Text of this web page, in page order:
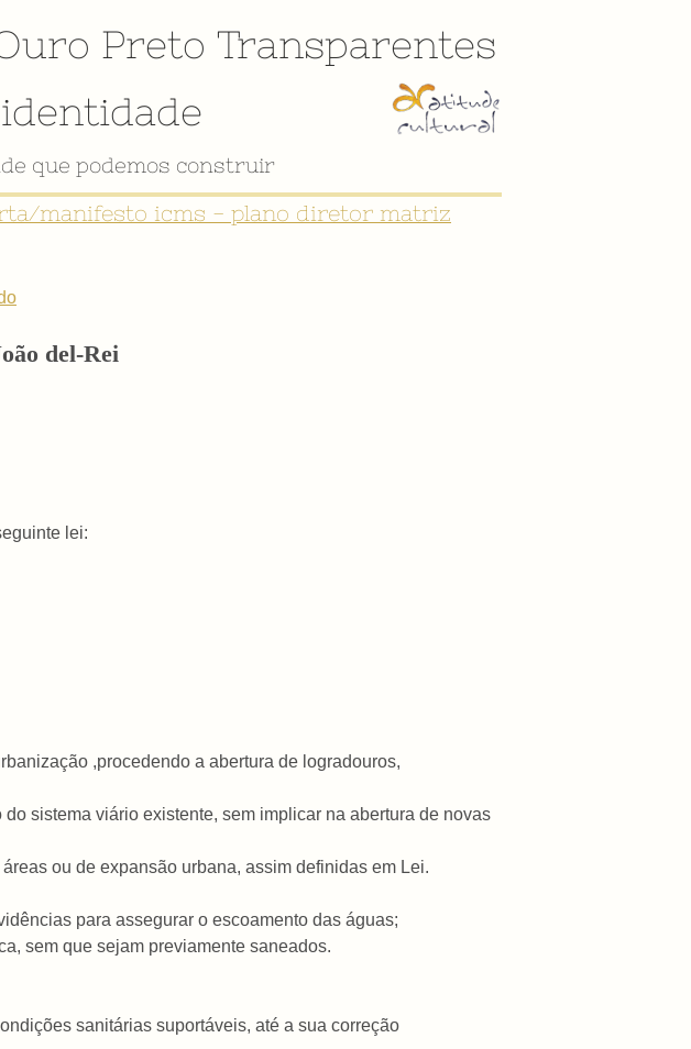
Preto Transparentes
que podemos construir
manifesto icms - plano diretor matriz
del-Rei
lei:
,procedendo a abertura de logradouros,
sistema viário existente, sem implicar na abertura de novas
ou de expansão urbana, assim definidas em Lei.
para assegurar o escoamento das águas;
sem que sejam previamente saneados.
sanitárias suportáveis, até a sua correção